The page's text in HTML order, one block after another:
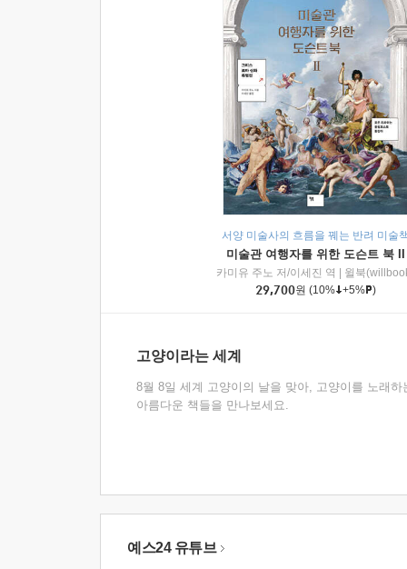
서양 미술사의 흐름을 꿰는 반려 미술
미술관 여행자를 위한 도슨트 북 II
카미유 주노 저/이세진 역
윌북
29,700원 (10% +5% )
고양이라는 세계
8월 8일 세계 고양이의 날을 맞아, 고양이를 노래하
아름다운 책들을 만나보세요.
예스24 유튜브